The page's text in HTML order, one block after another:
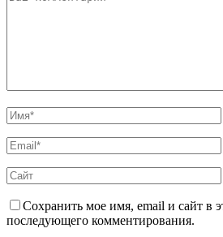
Сохранить мое имя, email и сайт в
последующего комментирования.